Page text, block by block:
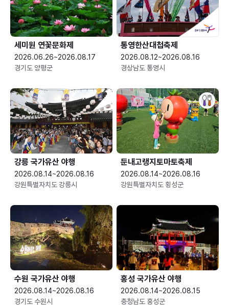
세미원 연꽃문화제
2026.06.26~2026.08.17
경기도 양평군
통영한산대첩축제
2026.08.12~2026.08.16
경상남도 통영시
강릉 국가유산 야행
2026.08.14~2026.08.16
강원특별자치도 강릉시
둔내고랭지토마토축제
2026.08.14~2026.08.16
강원특별자치도 횡성군
수원 국가유산 야행
2026.08.14~2026.08.16
경기도 수원시
홍성 국가유산 야행
2026.08.14~2026.08.15
충청남도 홍성군